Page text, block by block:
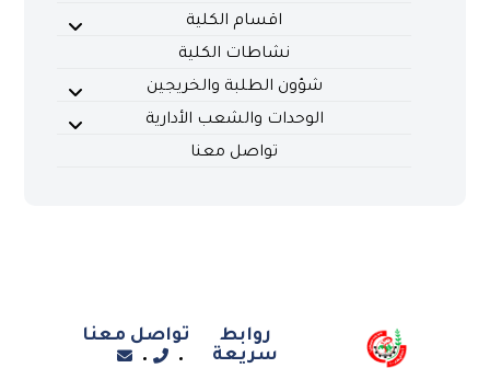
اقسام الكلية
نشاطات الكلية
شؤون الطلبة والخريجين
الوحدات والشعب الأدارية
تواصل معنا
روابط
سريعة
تواصل معنا